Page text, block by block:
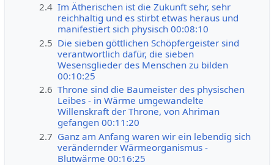
2.4 Im Ätherischen ist die Zukunft sehr, sehr
reichhaltig und es stirbt etwas heraus und
manifestiert sich physisch 00:08:10
2.5 Die sieben göttlichen Schöpfergeister sind
verantwortlich dafür, die sieben
Wesensglieder des Menschen zu bilden
00:10:25
2.6 Throne sind die Baumeister des physischen
Leibes - in Wärme umgewandelte
Willenskraft der Throne, von Ahriman
gefangen 00:11:20
2.7 Ganz am Anfang waren wir ein lebendig sich
verändernder Wärmeorganismus -
Blutwärme 00:16:25